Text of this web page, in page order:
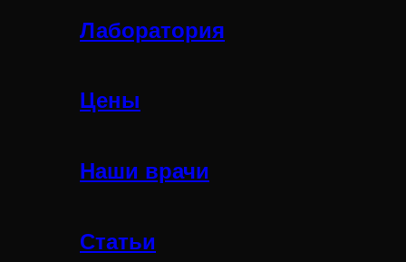
Лаборатория
Цены
Наши врачи
Статьи